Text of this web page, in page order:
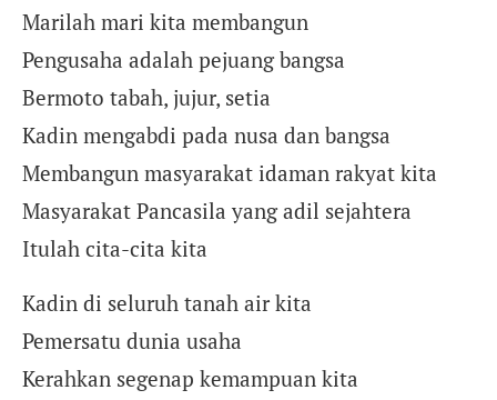
Marilah mari kita membangun
Pengusaha adalah pejuang bangsa
Bermoto tabah, jujur, setia
Kadin mengabdi pada nusa dan bangsa
Membangun masyarakat idaman rakyat kita
Masyarakat Pancasila yang adil sejahtera
Itulah cita-cita kita
Kadin di seluruh tanah air kita
Pemersatu dunia usaha
Kerahkan segenap kemampuan kita